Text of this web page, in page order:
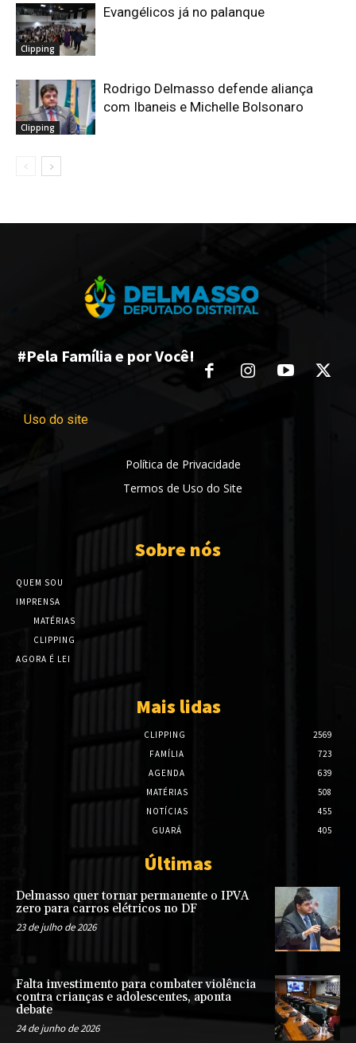
Clipping
Evangélicos já no palanque
Clipping
Rodrigo Delmasso defende aliança
com Ibaneis e Michelle Bolsonaro
#Pela Família e por Você!
Uso do site
Política de Privacidade
Termos de Uso do Site
Sobre nós
QUEM SOU
IMPRENSA
MATÉRIAS
CLIPPING
AGORA É LEI
Mais lidas
CLIPPING
2569
FAMÍLIA
723
AGENDA
639
MATÉRIAS
508
NOTÍCIAS
455
GUARÁ
405
Últimas
Delmasso quer tornar permanente o IPVA
zero para carros elétricos no DF
23 de julho de 2026
Falta investimento para combater violência
contra crianças e adolescentes, aponta
debate
24 de junho de 2026